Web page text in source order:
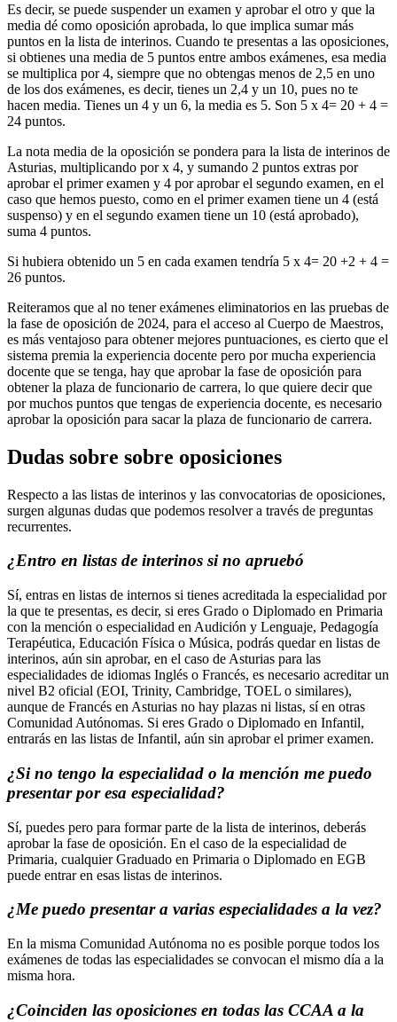
Es decir, se puede suspender un examen y aprobar el otro y que la
media dé como oposición aprobada, lo que implica sumar más
puntos en la lista de interinos. Cuando te presentas a las oposiciones,
si obtienes una media de 5 puntos entre ambos exámenes, esa media
se multiplica por 4, siempre que no obtengas menos de 2,5 en uno
de los dos exámenes, es decir, tienes un 2,4 y un 10, pues no te
hacen media. Tienes un 4 y un 6, la media es 5. Son 5 x 4= 20 + 4 =
24 puntos.
La nota media de la oposición se pondera para la lista de interinos de
Asturias, multiplicando por x 4, y sumando 2 puntos extras por
aprobar el primer examen y 4 por aprobar el segundo examen, en el
caso que hemos puesto, como en el primer examen tiene un 4 (está
suspenso) y en el segundo examen tiene un 10 (está aprobado),
suma 4 puntos.
Si hubiera obtenido un 5 en cada examen tendría 5 x 4= 20 +2 + 4 =
26 puntos.
Reiteramos que al no tener exámenes eliminatorios en las pruebas de
la fase de oposición de 2024, para el acceso al Cuerpo de Maestros,
es más ventajoso para obtener mejores puntuaciones, es cierto que el
sistema premia la experiencia docente pero por mucha experiencia
docente que se tenga, hay que aprobar la fase de oposición para
obtener la plaza de funcionario de carrera, lo que quiere decir que
por muchos puntos que tengas de experiencia docente, es necesario
aprobar la oposición para sacar la plaza de funcionario de carrera.
Dudas sobre sobre oposiciones
Respecto a las listas de interinos y las convocatorias de oposiciones,
surgen algunas dudas que podemos resolver a través de preguntas
recurrentes.
¿Entro en listas de interinos si no apruebó
Sí, entras en listas de internos si tienes acreditada la especialidad por
la que te presentas, es decir, si eres Grado o Diplomado en Primaria
con la mención o especialidad en Audición y Lenguaje, Pedagogía
Terapéutica, Educación Física o Música, podrás quedar en listas de
interinos, aún sin aprobar, en el caso de Asturias para las
especialidades de idiomas Inglés o Francés, es necesario acreditar un
nivel B2 oficial (EOI, Trinity, Cambridge, TOEL o similares),
aunque de Francés en Asturias no hay plazas ni listas, sí en otras
Comunidad Autónomas. Si eres Grado o Diplomado en Infantil,
entrarás en las listas de Infantil, aún sin aprobar el primer examen.
¿Si no tengo la especialidad o la mención me puedo
presentar por esa especialidad?
Sí, puedes pero para formar parte de la lista de interinos, deberás
aprobar la fase de oposición. En el caso de la especialidad de
Primaria, cualquier Graduado en Primaria o Diplomado en EGB
puede entrar en esas listas de interinos.
¿Me puedo presentar a varias especialidades a la vez?
En la misma Comunidad Autónoma no es posible porque todos los
exámenes de todas las especialidades se convocan el mismo día a la
misma hora.
¿Coinciden las oposiciones en todas las CCAA a la